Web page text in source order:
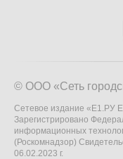
© ООО «Сеть
Сетевое издание «Е1.РУ
Зарегистрировано
информационных
(Роскомнадзор)
06.02.2023 г.